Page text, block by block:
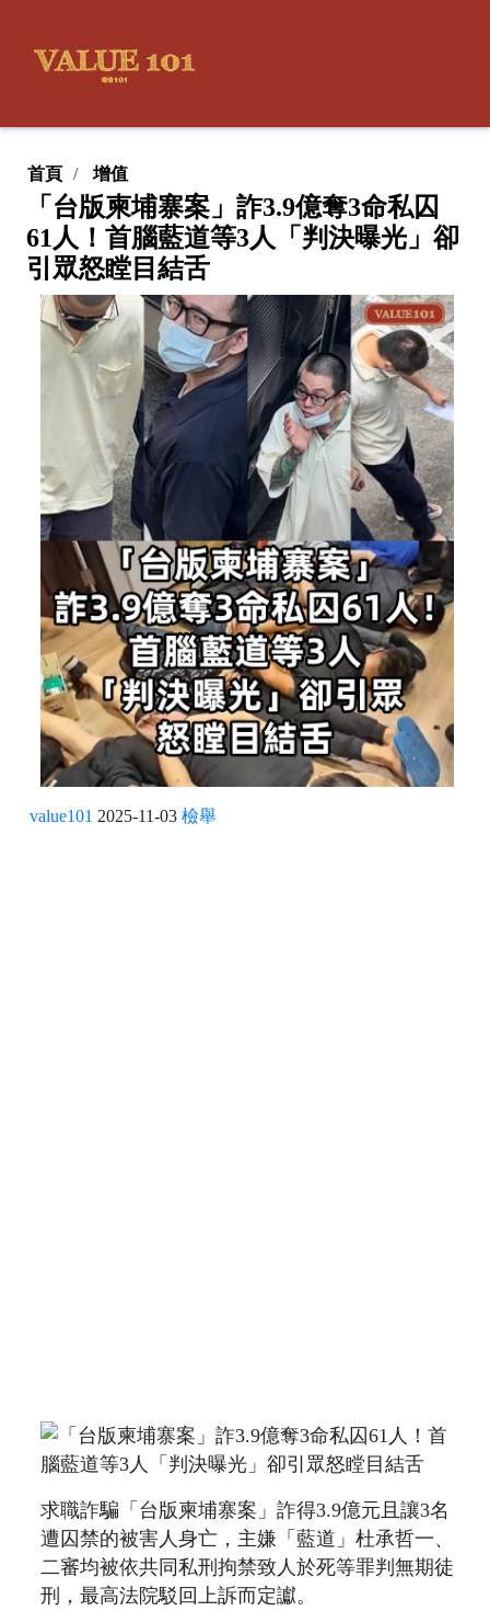
首頁 增值
「台版柬埔寨案」詐3.9億奪3命私囚
61人！首腦藍道等3人「判決曝光」卻
引眾怒瞠目結舌
value101 2025-11-03 檢舉
求職詐騙「台版柬埔寨案」詐得3.9億元且讓3名
遭囚禁的被害人身亡，主嫌「藍道」杜承哲一、
二審均被依共同私刑拘禁致人於死等罪判無期徒
刑，最高法院駁回上訴而定讞。